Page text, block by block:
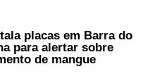
placas em Barra do
para alertar sobre
de mangue